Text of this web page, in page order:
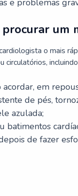
e problemas
um
o mais
circulatórios,
acordar, em
de pés,
azulada;
batimentos
de fazer